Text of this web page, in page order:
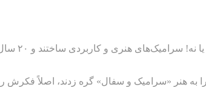
و کاربردی ساختند و ۲۰ سال ایستادند تا شدند